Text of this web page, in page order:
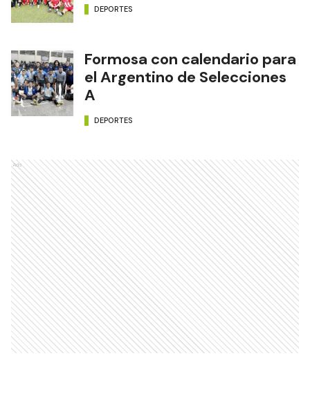
DEPORTES
Formosa con calendario para
el Argentino de Selecciones
A
DEPORTES
Ads